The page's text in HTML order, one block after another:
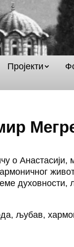
Пројекти
о Анастасији,
духовности,
љубав,